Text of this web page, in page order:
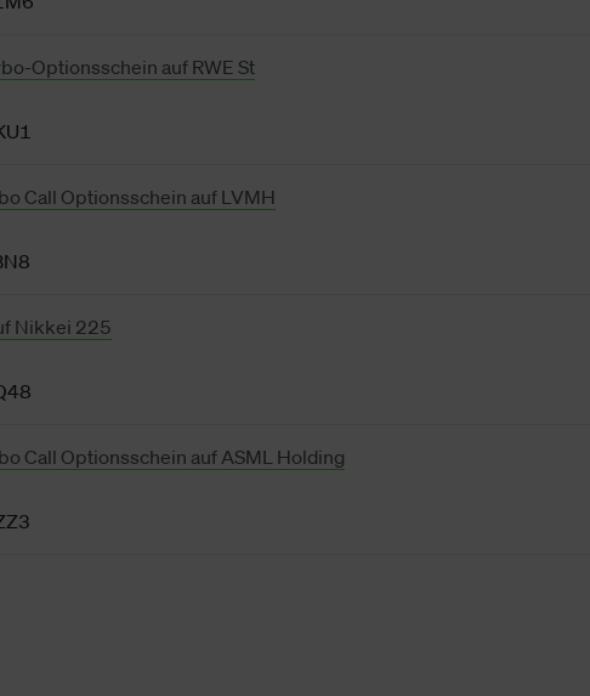
Optionsschein auf RWE St
Call Optionsschein auf LVMH
Nikkei 225
Call Optionsschein auf ASML Holding